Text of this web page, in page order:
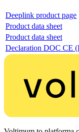
Deeplink product page
Product data sheet
Product data sheet
Declaration DOC CE